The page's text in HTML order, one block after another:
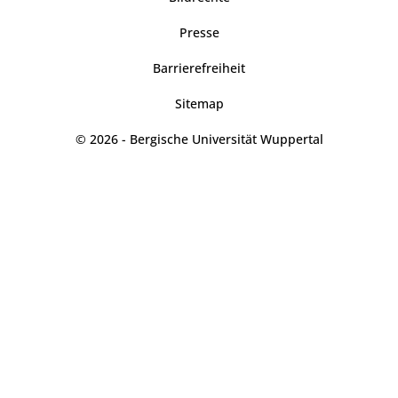
Presse
Barrierefreiheit
Sitemap
© 2026 - Bergische Universität Wuppertal